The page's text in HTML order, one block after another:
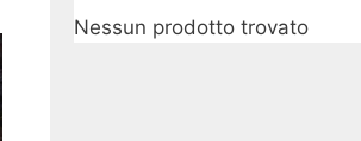
Nessun prodotto trovato